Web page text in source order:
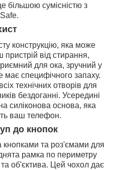
більшою сумісністю з
конструкцію, яка може
пристрій від стирання,
для ока, зручний у
має специфічного запаху.
технічних отворів для
бездоганні. Усередині
силіконова основа, яка
ваш телефон.
до кнопок
кнопками та роз'ємами для
рамка по периметру
об'єктива. Цей чохол дає